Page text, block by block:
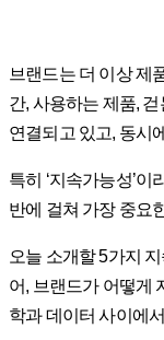
브랜드는 더 이상 제
간, 사용하는 제품,
연결되고 있고, 동시
특히 ‘지속가능성’
반에 걸쳐 가장 중요
오늘 소개할 5가지
어, 브랜드가 어떻게
학과 데이터 사이에